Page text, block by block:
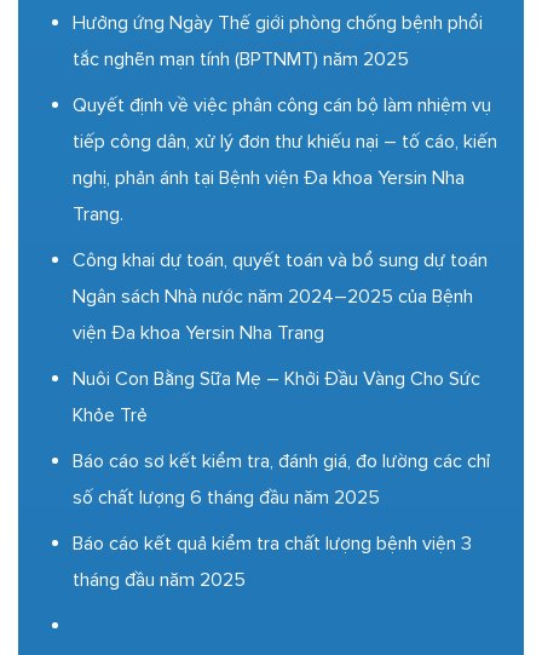
Hưởng ứng Ngày Thế giới phòng chống bệnh phổi
tắc nghẽn mạn tính (BPTNMT) năm 2025
Quyết định về việc phân công cán bộ làm nhiệm vụ
tiếp công dân, xử lý đơn thư khiếu nại – tố cáo, kiến
nghị, phản ánh tại Bệnh viện Đa khoa Yersin Nha
Trang.
Công khai dự toán, quyết toán và bổ sung dự toán
Ngân sách Nhà nước năm 2024–2025 của Bệnh
viện Đa khoa Yersin Nha Trang
Nuôi Con Bằng Sữa Mẹ – Khởi Đầu Vàng Cho Sức
Khỏe Trẻ
Báo cáo sơ kết kiểm tra, đánh giá, đo lường các chỉ
số chất lượng 6 tháng đầu năm 2025
Báo cáo kết quả kiểm tra chất lượng bệnh viện 3
tháng đầu năm 2025